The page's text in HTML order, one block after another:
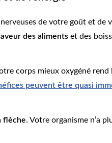
de votre goût et de
des aliments et des
corps mieux oxygéné
peuvent être quasi
flèche. Votre organisme n’a